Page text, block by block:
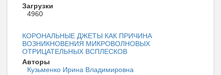
Загрузки
4960
КОРОНАЛЬНЫЕ ДЖЕТЫ КАК ПРИЧИНА
ВОЗНИКНОВЕНИЯ МИКРОВОЛНОВЫХ
ОТРИЦАТЕЛЬНЫХ ВСПЛЕСКОВ
Авторы
Кузьменко Ирина Владимировна